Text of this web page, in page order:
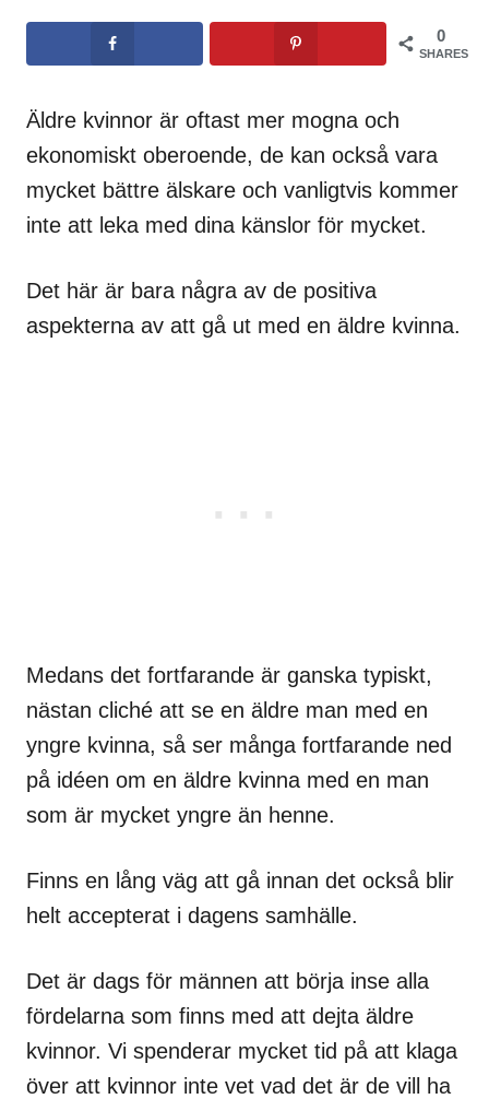
0
SHARES
Äldre kvinnor är oftast mer mogna och
ekonomiskt oberoende, de kan också vara
mycket bättre älskare och vanligtvis kommer
inte att leka med dina känslor för mycket.
Det här är bara några av de positiva
aspekterna av att gå ut med en äldre kvinna.
Medans det fortfarande är ganska typiskt,
nästan cliché att se en äldre man med en
yngre kvinna, så ser många fortfarande ned
på idéen om en äldre kvinna med en man
som är mycket yngre än henne.
Finns en lång väg att gå innan det också blir
helt accepterat i dagens samhälle.
Det är dags för männen att börja inse alla
fördelarna som finns med att dejta äldre
kvinnor. Vi spenderar mycket tid på att klaga
över att kvinnor inte vet vad det är de vill ha